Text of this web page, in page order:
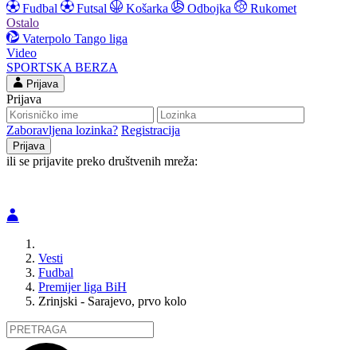
Fudbal
Futsal Košarka Odbojka
Rukomet
Ostalo
Vaterpolo Tango liga
Video
SPORTSKA BERZA
Prijava
Prijava
Zaboravljena lozinka? Registracija
ili se prijavite preko društvenih mreža:
Vesti
Fudbal
Premijer liga BiH
Zrinjski - Sarajevo, prvo kolo